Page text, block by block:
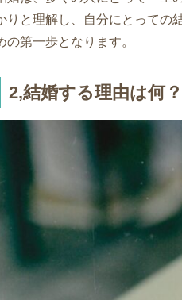
りと理解し、自分にとっての
の第一歩となります。
2,結婚する理由は何？